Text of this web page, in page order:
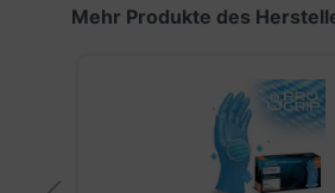
Produktgalerie überspringen
Mehr Produkte des